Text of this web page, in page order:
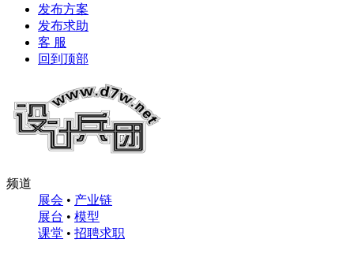
发布方案
发布求助
客 服
回到顶部
频道
展会 • 产业链
展台 • 模型
课堂 • 招聘求职